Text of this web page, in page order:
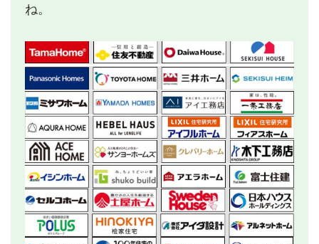
ね。